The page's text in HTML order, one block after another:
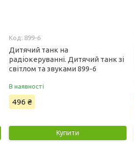
899-6
Дитячий танк на
радіокеруванні. Дитячий танк зі
світлом та звуками 899-6
В наявності
496 ₴
Купити